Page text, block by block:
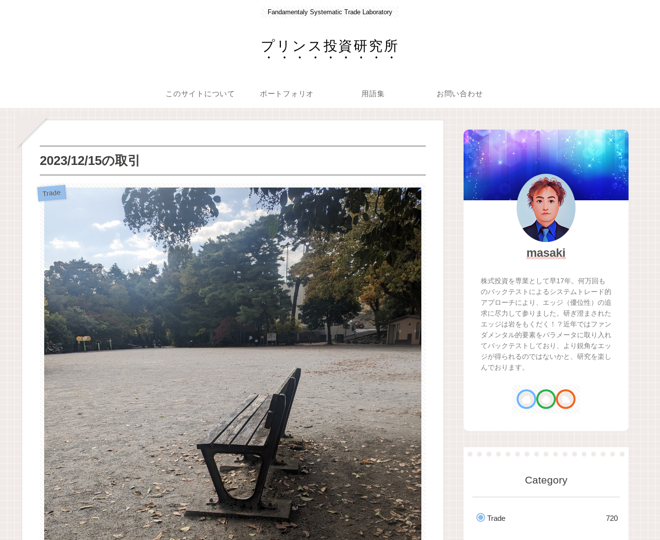
Fandamentaly Systematic Trade Laboratory
プリンス投資研究所
このサイトについて ポートフォリオ 用語集 お問い合わせ
2023/12/15の取引
Trade
masaki
株式投資を専業として早17年。何万回も
のバックテストによるシステムトレード的
アプローチにより、エッジ（優位性）の追
求に尽力して参りました。研ぎ澄まされた
エッジは岩をもくだく！？近年ではファン
ダメンタル的要素をパラメータに取り入れ
てバックテストしており、より鋭角なエッ
ジが得られるのではないかと、研究を楽し
んでおります。
Category
Trade 720